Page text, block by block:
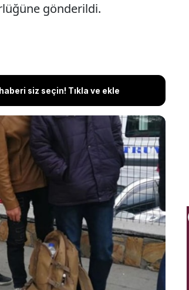
gönderildi.
siz seçin! Tıkla ve ekle
yollarla yurda girdiği belirlenen 13
Yabancı uyruklular
İl Göç İdaresi Müdürlüğüne